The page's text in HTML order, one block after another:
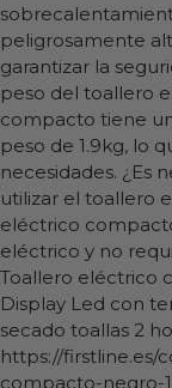
peligrosamente
garantizar la
peso del toallero
compacto tiene
peso de 1.9kg, lo
necesidades. ¿Es
utilizar el toallero
eléctrico
eléctrico y no
Toallero eléctrico
Display Led con
secado toallas 2
https://firstline.es/
compacto-negro-